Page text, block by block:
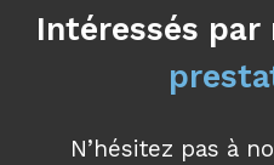
Intéressés par
N’hésitez pas à